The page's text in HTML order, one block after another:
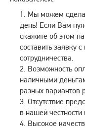
Мы можем
день! Если Вам
скажите об этом
составить заявку
сотрудничества.
Возможность
наличными
разных вариантов
Отсутствие
в нашей честности
Высокое